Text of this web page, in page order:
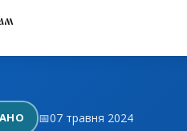
📅07 травня 2024